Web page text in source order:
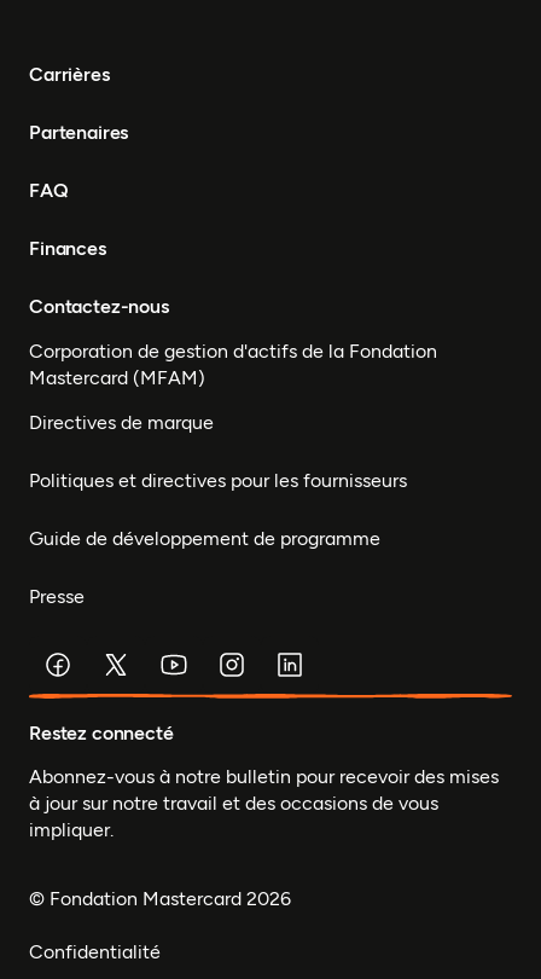
Carrières
Partenaires
FAQ
Finances
Contactez-nous
Corporation de gestion d'actifs de la Fondation
Mastercard (MFAM)
Directives de marque
Politiques et directives pour les fournisseurs
Guide de développement de programme
Presse
Restez connecté
Abonnez-vous à notre bulletin pour recevoir des mises
à jour sur notre travail et des occasions de vous
impliquer.
© Fondation Mastercard 2026
Confidentialité